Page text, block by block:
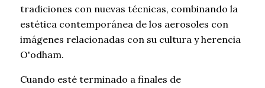
tradiciones con nuevas técnicas, combinando la
estética contemporánea de los aerosoles con
imágenes relacionadas con su cultura y herencia
O'odham.
Cuando esté terminado a finales de